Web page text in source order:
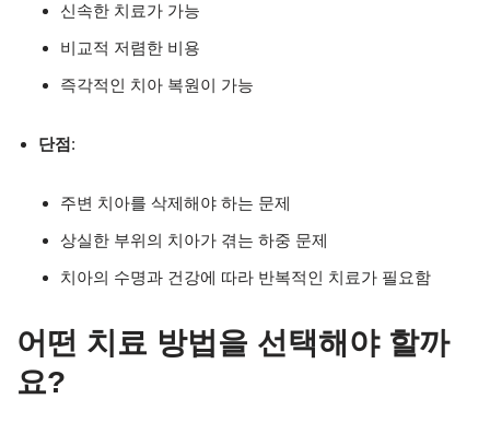
신속한 치료가 가능
비교적 저렴한 비용
즉각적인 치아 복원이 가능
단점:
주변 치아를 삭제해야 하는 문제
상실한 부위의 치아가 겪는 하중 문제
치아의 수명과 건강에 따라 반복적인 치료가 필요함
어떤 치료 방법을 선택해야 할까
요?